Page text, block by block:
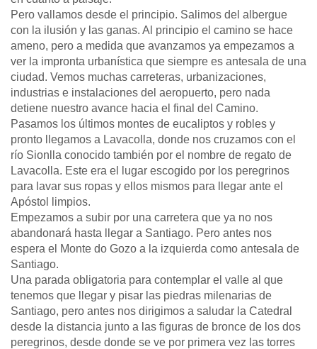
Pero vallamos desde el principio. Salimos del albergue
con la ilusión y las ganas. Al principio el camino se hace
ameno, pero a medida que avanzamos ya empezamos a
ver la impronta urbanística que siempre es antesala de una
ciudad. Vemos muchas carreteras, urbanizaciones,
industrias e instalaciones del aeropuerto, pero nada
detiene nuestro avance hacia el final del Camino.
Pasamos los últimos montes de eucaliptos y robles y
pronto llegamos a Lavacolla, donde nos cruzamos con el
río Sionlla conocido también por el nombre de regato de
Lavacolla. Este era el lugar escogido por los peregrinos
para lavar sus ropas y ellos mismos para llegar ante el
Apóstol limpios.
Empezamos a subir por una carretera que ya no nos
abandonará hasta llegar a Santiago. Pero antes nos
espera el Monte do Gozo a la izquierda como antesala de
Santiago.
Una parada obligatoria para contemplar el valle al que
tenemos que llegar y pisar las piedras milenarias de
Santiago, pero antes nos dirigimos a saludar la Catedral
desde la distancia junto a las figuras de bronce de los dos
peregrinos, desde donde se ve por primera vez las torres